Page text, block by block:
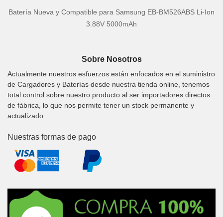
Batería Nueva y Compatible para Samsung EB-BM526ABS Li-Ion
3.88V 5000mAh
Sobre Nosotros
Actualmente nuestros esfuerzos están enfocados en el suministro
de Cargadores y Baterías desde nuestra tienda online, tenemos
total control sobre nuestro producto al ser importadores directos
de fábrica, lo que nos permite tener un stock permanente y
actualizado.
Nuestras formas de pago